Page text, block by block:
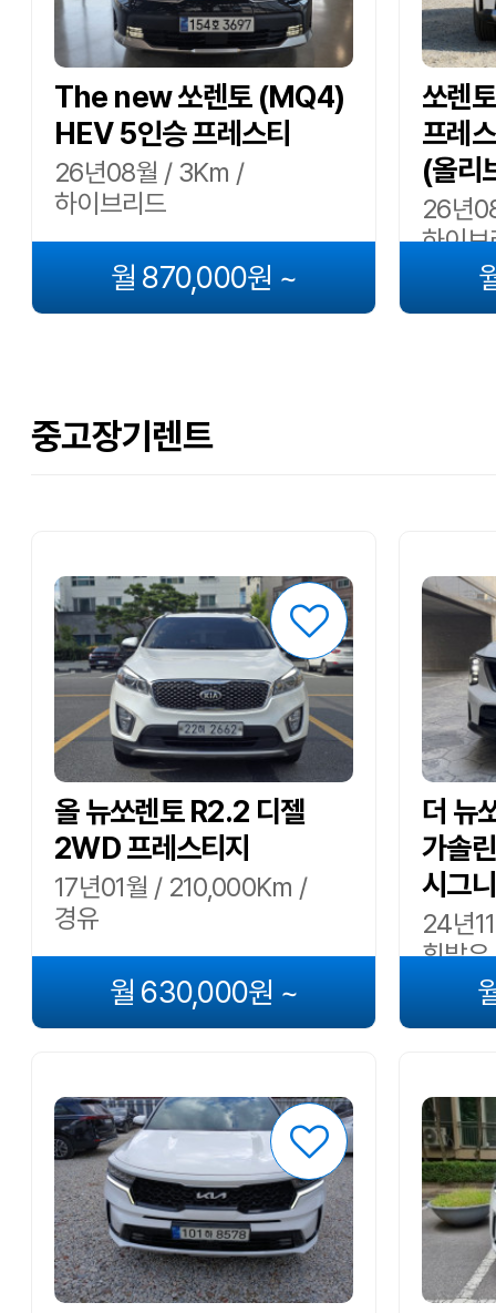
The new 쏘렌토 (MQ4)
HEV 5인승 프레스티
26년08월 / 3Km /
하이브리드
월 870,000원 ~
쏘렌
프레
(올리
26년
하이브
중고장기렌트
올 뉴쏘렌토 R2.2 디젤
2WD 프레스티지
17년01월 / 210,000Km /
경유
월 630,000원 ~
더 뉴
가솔
시그
24년
휘발유